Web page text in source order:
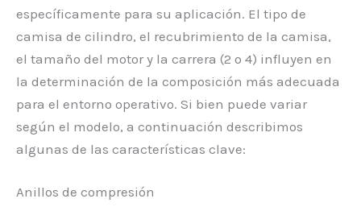
específicamente para su aplicación. El tipo de
camisa de cilindro, el recubrimiento de la camisa,
el tamaño del motor y la carrera (2 o 4) influyen en
la determinación de la composición más adecuada
para el entorno operativo. Si bien puede variar
según el modelo, a continuación describimos
algunas de las características clave:
Anillos de compresión